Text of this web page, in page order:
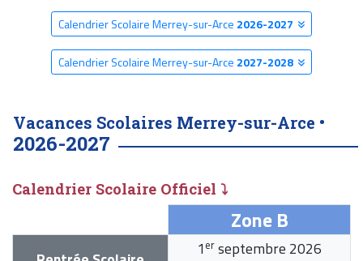
Calendrier Scolaire Merrey-sur-Arce 2026-2027
Calendrier Scolaire Merrey-sur-Arce 2027-2028
Vacances Scolaires Merrey-sur-Arce •
2026-2027
Calendrier Scolaire Officiel ⤵
Zone B
1 er septembre 2026